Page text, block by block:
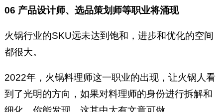
06 产品设计师、选品策划师等职业将涌现
火锅行业的SKU远未达到饱和，进步和优化的空间
都很大。
2022年，火锅料理师这一职业的出现，让火锅人看
到了光明的方向，如果对料理师的身份进行拆解和